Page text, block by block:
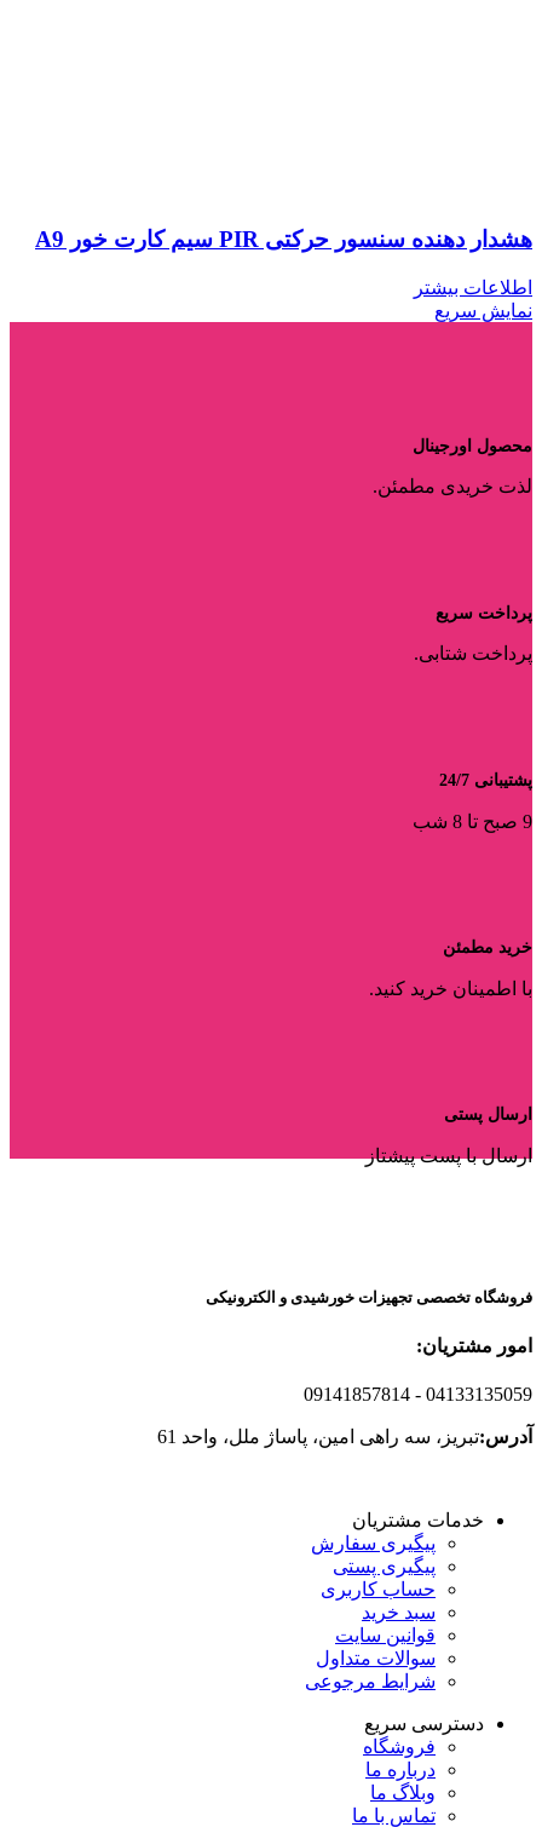
هشدار دهنده سنسور حرکتی PIR سیم کارت خور A9
اطلاعات بیشتر
نمایش سریع
محصول اورجینال
لذت خریدی مطمئن.
پرداخت سریع
پرداخت شتابی.
پشتیبانی 24/7
9 صبح تا 8 شب
خرید مطمئن
با اطمینان خرید کنید.
ارسال پستی
ارسال با پست پیشتاز
فروشگاه تخصصی تجهیزات خورشیدی و الکترونیکی
امور مشتریان:
- 04133135059
09141857814
آدرس:تبریز، سه راهی امین، پاساژ ملل، واحد 61
خدمات مشتریان
پیگیری سفارش
پیگیری پستی
حساب کاربری
سبد خرید
قوانین سایت
سوالات متداول
شرایط مرجوعی
دسترسی سریع
فروشگاه
درباره ما
وبلاگ ما
تماس با ما